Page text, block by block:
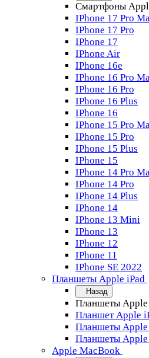
Смартфоны
IPhone 17 Pro
IPhone 17 Pro
IPhone 17
IPhone Air
IPhone 16e
IPhone 16 Pro
IPhone 16 Pro
IPhone 16 Plus
IPhone 16
IPhone 15 Pro
IPhone 15 Pro
IPhone 15 Plus
IPhone 15
IPhone 14 Pro
IPhone 14 Pro
IPhone 14 Plus
IPhone 14
IPhone 13 Mini
IPhone 13
IPhone 12
IPhone 11
IPhone SE 2022
Планшеты Apple iPad
Назад
Планшеты Apple
Планшет Apple
Планшеты
Планшеты Apple
Apple MacBook